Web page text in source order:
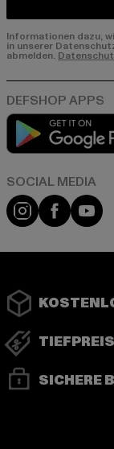
Informationen dazu,
in unserer
abmelden.
Instagram
SICHERE